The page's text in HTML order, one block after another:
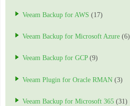
Veeam Backup for AWS (17)
Veeam Backup for Microsoft Azure (6)
Veeam Backup for GCP(9)
Veeam Plugin for Oracle RMAN (3)
Veeam Backup for Microsoft 365 (31)